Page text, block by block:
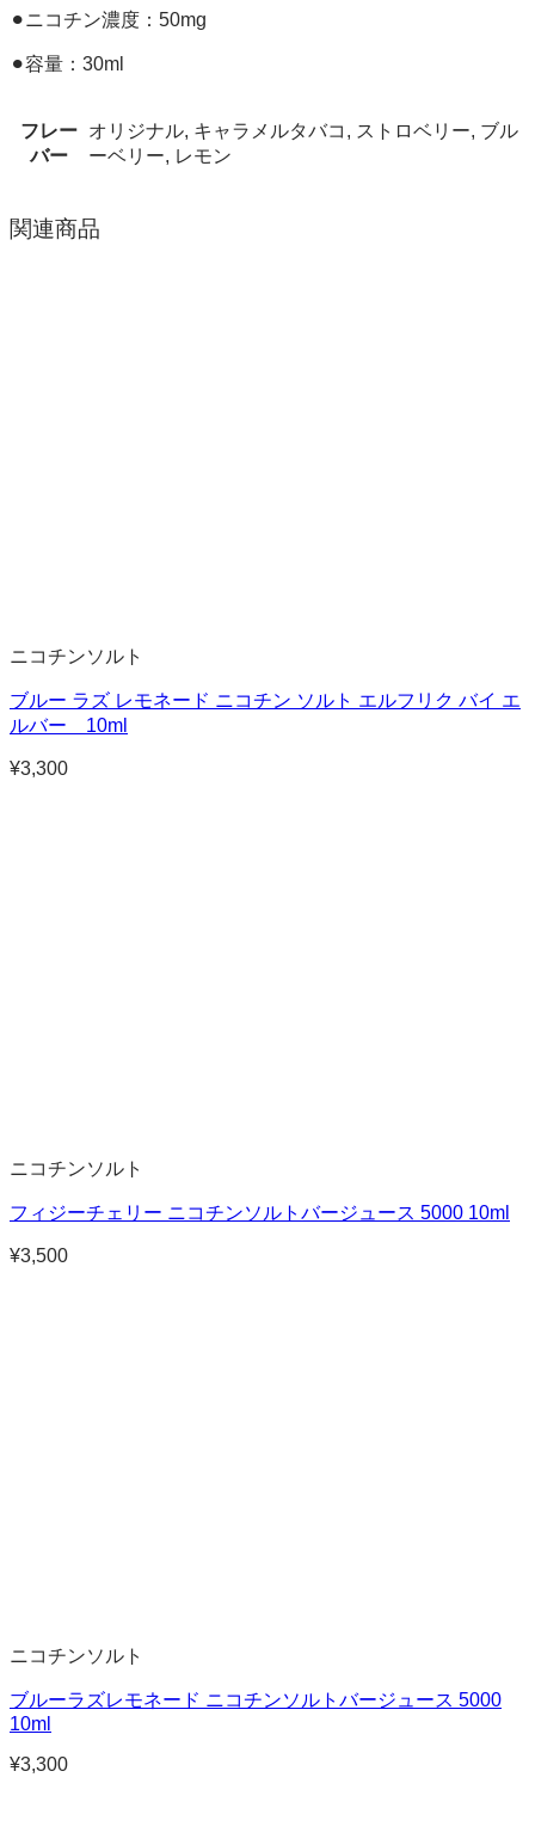
⚫︎ニコチン濃度：50mg
⚫︎容量：30ml
フレー
バー
オリジナル, キャラメルタバコ, ストロベリー, ブル
ーベリー, レモン
関連商品
ニコチンソルト
ブルー ラズ レモネード ニコチン ソルト エルフリク バイ エ
ルバー 10ml
¥3,300
ニコチンソルト
フィジーチェリー ニコチンソルトバージュース 5000 10ml
¥3,500
ニコチンソルト
ブルーラズレモネード ニコチンソルトバージュース 5000
10ml
¥3,300